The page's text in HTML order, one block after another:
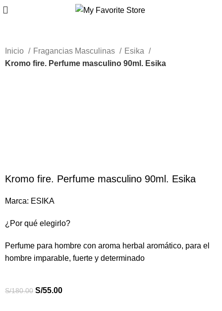
Inicio Fragancias Masculinas
Esika
Kromo fire. Perfume masculino 90ml. Esika
Kromo fire. Perfume masculino 90ml. Esika
Marca: ESIKA
¿Por qué elegirlo?
Perfume para hombre con aroma herbal aromático, para el
hombre imparable, fuerte y determinado
S/180.00 S/55.00